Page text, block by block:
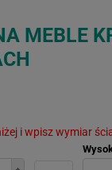
MEBLE
i wpisz wymiar